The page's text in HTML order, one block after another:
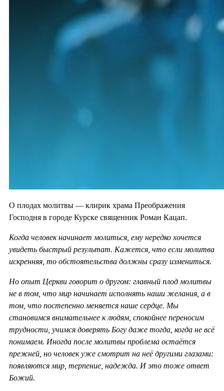
О плодах молитвы — клирик храма Преображения
Господня в городе Курске священник Роман Кацап.
Когда человек начинает молиться, ему нередко хочется
увидеть быстрый результат. Кажется, что если молитва
искренняя, то обстоятельства должны сразу измениться.
Но опыт Церкви говорит о другом: главный плод молитвы
не в том, что мир начинает исполнять наши желания, а в
том, что постепенно меняется наше сердце. Мы
становимся внимательнее к людям, спокойнее переносим
трудности, учимся доверять Богу даже тогда, когда не всё
понимаем. Иногда после молитвы проблема остаётся
прежней, но человек уже смотрит на неё другими глазами:
появляются мир, терпение, надежда. И это тоже ответ
Божий.